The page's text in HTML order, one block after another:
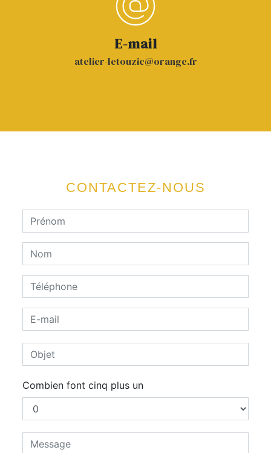
E-mail
atelier-letouzic@orange.fr
CONTACTEZ-NOUS
Combien font cinq plus un